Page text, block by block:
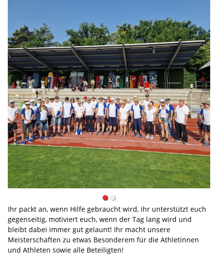
Ihr packt an, wenn Hilfe gebraucht wird, ihr unterstützt euch
gegenseitig, motiviert euch, wenn der Tag lang wird und
bleibt dabei immer gut gelaunt! Ihr macht unsere
Meisterschaften zu etwas Besonderem für die Athletinnen
und Athleten sowie alle Beteiligten!